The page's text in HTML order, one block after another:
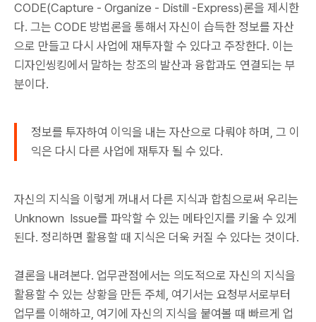
CODE(Capture - Organize - Distill -Express)론을 제시한
다. 그는 CODE 방법론을 통해서 자신이 습득한 정보를 자산
으로 만들고 다시 사업에 재투자할 수 있다고 주장한다. 이는
디자인씽킹에서 말하는 창조의 발산과 융합과도 연결되는 부
분이다.
정보를 투자하여 이익을 내는 자산으로 다뤄야 하며, 그 이
익은 다시 다른 사업에 재투자 될 수 있다.
자신의 지식을 이렇게 꺼내서 다른 지식과 합침으로써 우리는
Unknown Issue를 파악할 수 있는 메타인지를 키울 수 있게
된다. 정리하면 활용할 때 지식은 더욱 커질 수 있다는 것이다.
결론을 내려본다. 업무관점에서는 의도적으로 자신의 지식을
활용할 수 있는 상황을 만든 주체, 여기서는 요청부서로부터
업무를 이해하고, 여기에 자신의 지식을 붙여볼 때 빠르게 업